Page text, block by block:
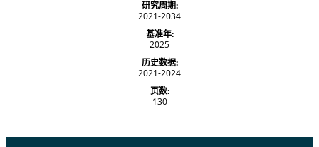
研究周期:
2021-2034
基准年:
2025
历史数据:
2021-2024
页数:
130